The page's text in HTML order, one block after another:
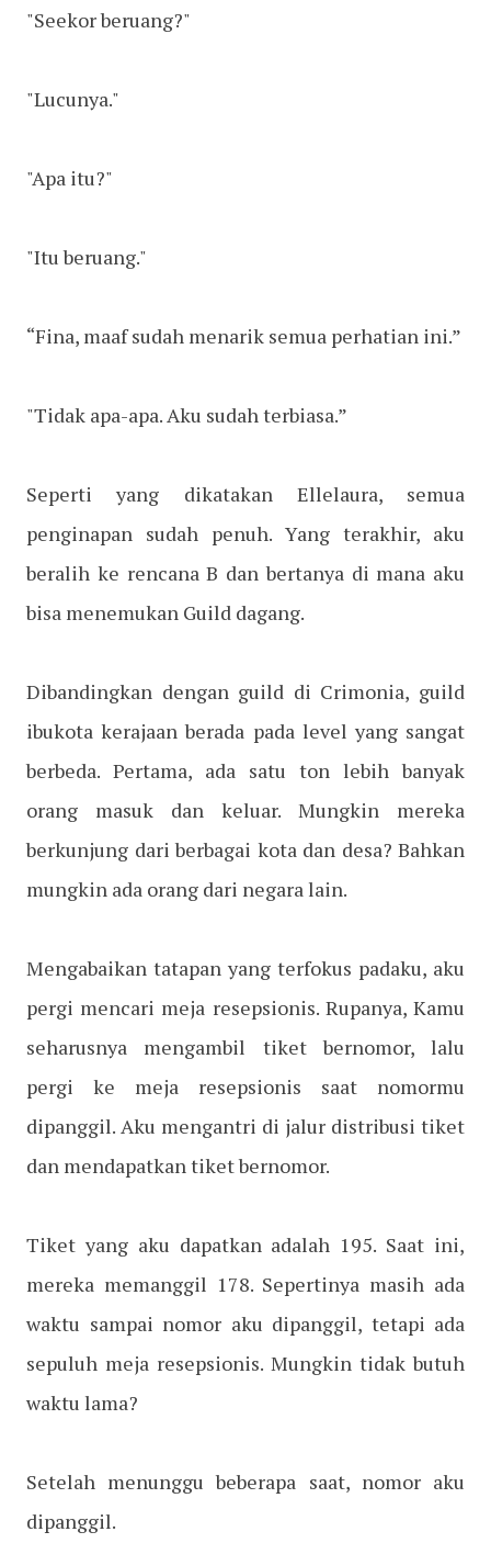
"Seekor beruang?"
"Lucunya."
"Apa itu?"
"Itu beruang."
“Fina, maaf sudah menarik semua perhatian ini.”
"Tidak apa-apa. Aku sudah terbiasa.”
Seperti yang dikatakan Ellelaura, semua
penginapan sudah penuh. Yang terakhir, aku
beralih ke rencana B dan bertanya di mana aku
bisa menemukan Guild dagang.
Dibandingkan dengan guild di Crimonia, guild
ibukota kerajaan berada pada level yang sangat
berbeda. Pertama, ada satu ton lebih banyak
orang masuk dan keluar. Mungkin mereka
berkunjung dari berbagai kota dan desa? Bahkan
mungkin ada orang dari negara lain.
Mengabaikan tatapan yang terfokus padaku, aku
pergi mencari meja resepsionis. Rupanya, Kamu
seharusnya mengambil tiket bernomor, lalu
pergi ke meja resepsionis saat nomormu
dipanggil. Aku mengantri di jalur distribusi tiket
dan mendapatkan tiket bernomor.
Tiket yang aku dapatkan adalah 195. Saat ini,
mereka memanggil 178. Sepertinya masih ada
waktu sampai nomor aku dipanggil, tetapi ada
sepuluh meja resepsionis. Mungkin tidak butuh
waktu lama?
Setelah menunggu beberapa saat, nomor aku
dipanggil.